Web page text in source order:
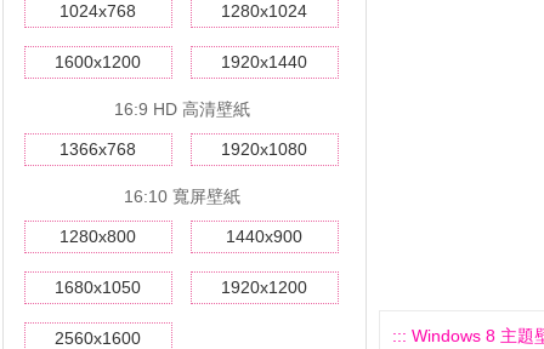
1024x768 1280x1024
1600x1200 1920x1440
16:9 HD 高清壁紙
1366x768 1920x1080
16:10 寬屏壁紙
1280x800 1440x900
1680x1050 1920x1200
2560x1600 ::: Windows 8 主題